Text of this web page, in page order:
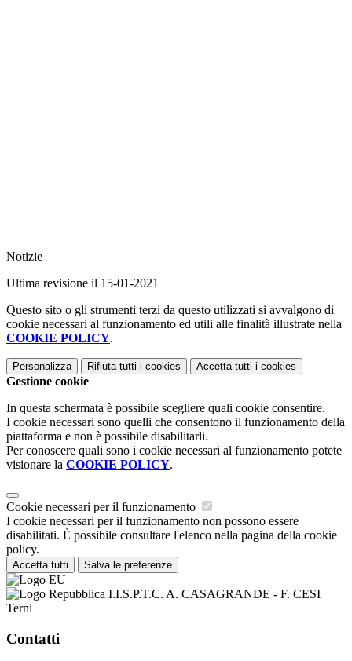
Notizie
Ultima revisione il 15-01-2021
Questo sito o gli strumenti terzi da questo utilizzati si avvalgono di
cookie necessari al funzionamento ed utili alle finalità illustrate nella
COOKIE POLICY.
Personalizza Rifiuta tutti i cookies Accetta tutti i cookies
Gestione cookie
In questa schermata è possibile scegliere quali cookie consentire.
I cookie necessari sono quelli che consentono il funzionamento della
piattaforma e non è possibile disabilitarli.
Per conoscere quali sono i cookie necessari al funzionamento potete
visionare la COOKIE POLICY.
Cookie necessari per il funzionamento
I cookie necessari per il funzionamento non possono essere
disabilitati. È possibile consultare l'elenco nella pagina della cookie
policy.
Accetta tutti Salva le preferenze
I.I.S.P.T.C. A. CASAGRANDE - F. CESI
Terni
Contatti